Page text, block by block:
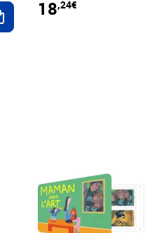
Ajouter au panier
18,24€